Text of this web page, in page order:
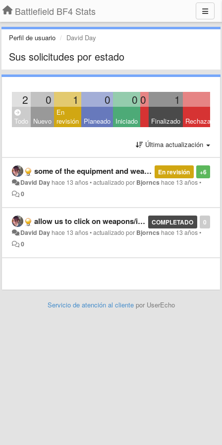
Battlefield BF4 Stats
Perfil de usuario David Day
Sus solicitudes por estado
2 0 1 0 0 0 1
Todo Nuevo
En
revisión Planeado Iniciado Finalizado Rechazado
Última actualización
+6
En revisión
some of the equipment and weapon stats are wrong
David Day hace 13 años•actualizado por Bjorncs hace 13 años•
0
0
COMPLETADO
allow us to click on weapons/items/vehicles
David Day hace 13 años•actualizado por Bjorncs hace 13 años•
0
Servicio de atención al cliente por UserEcho